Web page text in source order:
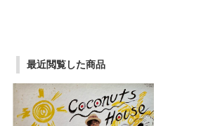
最近閲覧した商品